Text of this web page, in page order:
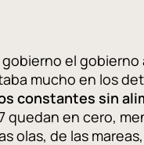
el gobierno
mucho en los
constantes sin
quedan en cero,
olas, de las